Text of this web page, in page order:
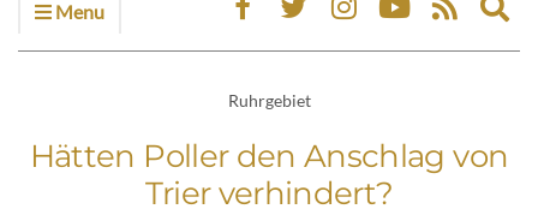
Menu
Ruhrgebiet
Hätten Poller den Anschlag von
Trier verhindert?